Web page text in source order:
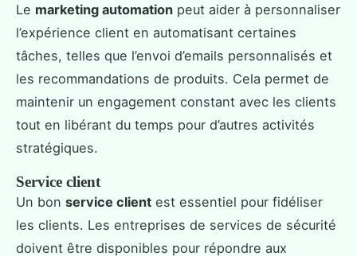
Le marketing automation peut aider à personnaliser
l’expérience client en automatisant certaines
tâches, telles que l’envoi d’emails personnalisés et
les recommandations de produits. Cela permet de
maintenir un engagement constant avec les clients
tout en libérant du temps pour d’autres activités
stratégiques.
Service client
Un bon service client est essentiel pour fidéliser
les clients. Les entreprises de services de sécurité
doivent être disponibles pour répondre aux